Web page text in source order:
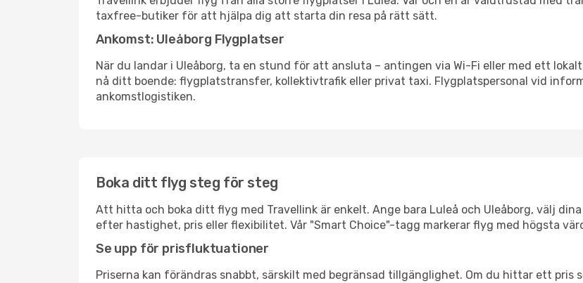
taxfree-butiker för att hjälpa dig att starta din resa på rätt sätt.
Ankomst: Uleåborg Flygplatser
När du landar i Uleåborg, ta en stund för att ansluta – antingen via Wi-Fi eller med ett
nå ditt boende: flygplatstransfer, kollektivtrafik eller privat taxi. Flygplatspersonal vid
ankomstlogistiken.
Boka ditt flyg steg för steg
Att hitta och boka ditt flyg med Travellink är enkelt. Ange bara Luleå och Uleåborg, välj
efter hastighet, pris eller flexibilitet. Vår "Smart Choice"-tagg markerar flyg med högsta
Se upp för prisfluktuationer
Priserna kan förändras snabbt, särskilt med begränsad tillgänglighet. Om du hittar ett